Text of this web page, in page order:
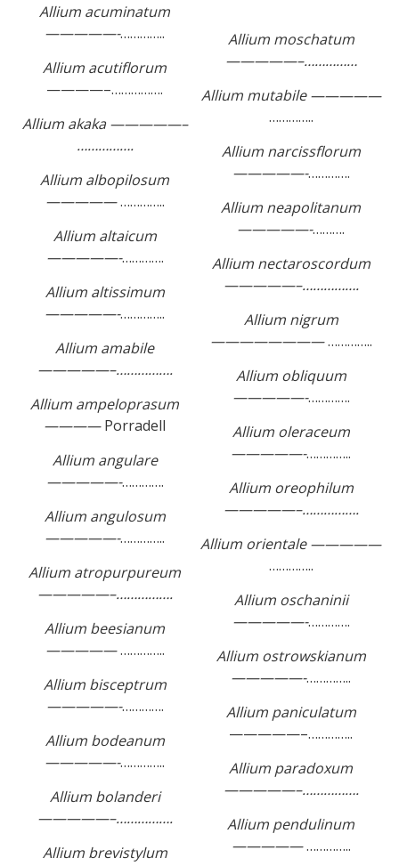
Allium acuminatum
—————-…………..
Allium acutiflorum
————–…………….
Allium akaka —————–
…………….
Allium albopilosum
—————…………..
Allium altaicum
—————-………….
Allium altissimum
—————-…………..
Allium amabile
—————–…………….
Allium ampeloprasum
————Porradell
Allium angulare
—————-………….
Allium angulosum
—————-…………..
Allium atropurpureum
—————–…………….
Allium beesianum
—————…………..
Allium bisceptrum
—————-………….
Allium bodeanum
—————-…………..
Allium bolanderi
—————–…………….
Allium brevistylum
Allium moschatum
—————–……………
Allium mutabile —————
…………..
Allium narcissflorum
—————-………….
Allium neapolitanum
—————-……….
Allium nectaroscordum
—————–…………….
Allium nigrum
————————…………..
Allium obliquum
—————-………….
Allium oleraceum
—————-…………..
Allium oreophilum
—————–…………….
Allium orientale —————
…………..
Allium oschaninii
—————-………….
Allium ostrowskianum
—————-…………..
Allium paniculatum
—————–…………..
Allium paradoxum
—————–…………….
Allium pendulinum
—————…………..